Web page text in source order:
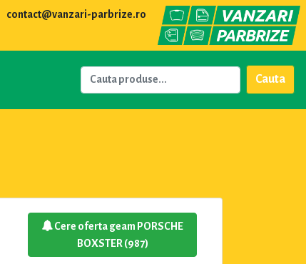
contact@vanzari-parbrize.ro
Cauta
Cere oferta geam PORSCHE
BOXSTER (987)